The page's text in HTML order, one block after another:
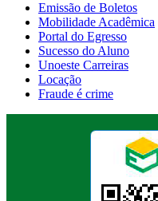
Emissão de Boletos
Mobilidade Acadêmica
Portal do Egresso
Sucesso do Aluno
Unoeste Carreiras
Locação
Fraude é crime